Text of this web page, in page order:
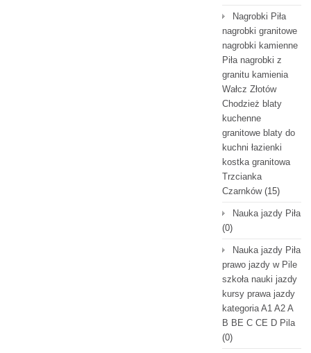
Nagrobki Piła
nagrobki granitowe
nagrobki kamienne
Piła nagrobki z
granitu kamienia
Wałcz Złotów
Chodzież blaty
kuchenne
granitowe blaty do
kuchni łazienki
kostka granitowa
Trzcianka
Czarnków(15)
Nauka jazdy Piła
(0)
Nauka jazdy Piła
prawo jazdy w Pile
szkoła nauki jazdy
kursy prawa jazdy
kategoria A1 A2 A
B BE C CE D Pila
(0)